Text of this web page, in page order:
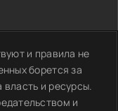
и правила не
борется за
и ресурсы.
и